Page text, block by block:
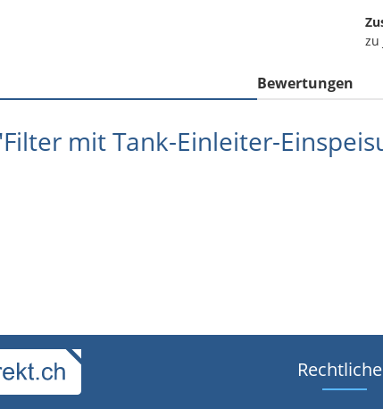
zu
Bewertungen
mit Tank-Einleiter-